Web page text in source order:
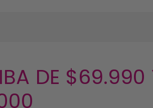
DE $69.990